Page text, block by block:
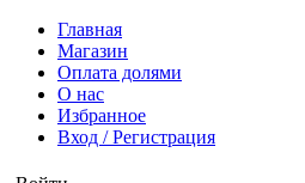
Главная
Магазин
Оплата долями
О нас
Избранное
Вход / Регистрация